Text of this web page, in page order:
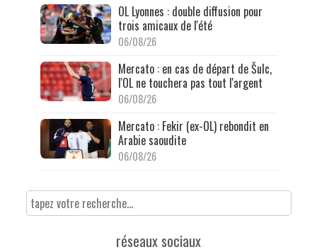
OL Lyonnes : double diffusion pour
trois amicaux de l'été
06/08/26
Mercato : en cas de départ de Šulc,
l'OL ne touchera pas tout l'argent
06/08/26
Mercato : Fekir (ex-OL) rebondit en
Arabie saoudite
06/08/26
réseaux sociaux